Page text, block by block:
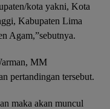
kota yakni, Kota
Kabupaten Lima
Agam,”sebutnya.
MM
pertandingan tersebut.
maka akan muncul